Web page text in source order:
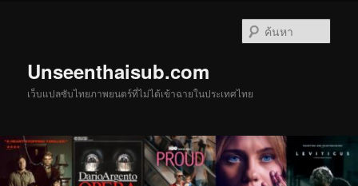
Unseenthaisub.com
เว็บแปลซับไทยภาพยนตร์ที่ไม่ได้เข้าฉายในประเทศไทย